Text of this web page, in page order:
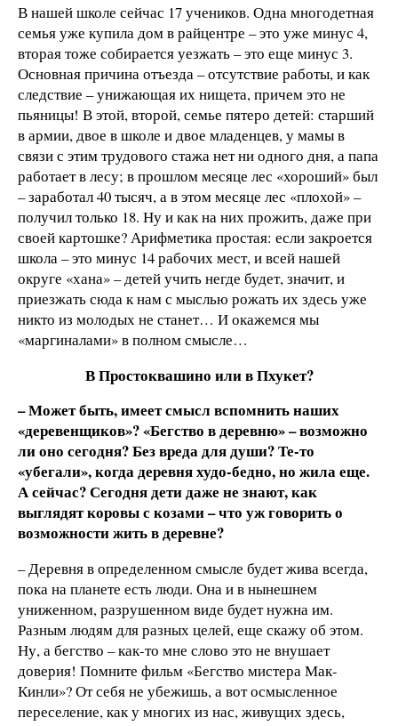
В нашей школе сейчас 17 учеников. Одна многодетная
семья уже купила дом в райцентре – это уже минус 4,
вторая тоже собирается уезжать – это еще минус 3.
Основная причина отъезда – отсутствие работы, и как
следствие – унижающая их нищета, причем это не
пьяницы! В этой, второй, семье пятеро детей: старший
в армии, двое в школе и двое младенцев, у мамы в
связи с этим трудового стажа нет ни одного дня, а папа
работает в лесу; в прошлом месяце лес «хороший» был
– заработал 40 тысяч, а в этом месяце лес «плохой» –
получил только 18. Ну и как на них прожить, даже при
своей картошке? Арифметика простая: если закроется
школа – это минус 14 рабочих мест, и всей нашей
округе «хана» – детей учить негде будет, значит, и
приезжать сюда к нам с мыслью рожать их здесь уже
никто из молодых не станет… И окажемся мы
«маргиналами» в полном смысле…
В Простоквашино или в Пхукет?
– Может быть, имеет смысл вспомнить наших
«деревенщиков»? «Бегство в деревню» – возможно
ли оно сегодня? Без вреда для души? Те-то
«убегали», когда деревня худо-бедно, но жила еще.
А сейчас? Сегодня дети даже не знают, как
выглядят коровы с козами – что уж говорить о
возможности жить в деревне?
– Деревня в определенном смысле будет жива всегда,
пока на планете есть люди. Она и в нынешнем
униженном, разрушенном виде будет нужна им.
Разным людям для разных целей, еще скажу об этом.
Ну, а бегство – как-то мне слово это не внушает
доверия! Помните фильм «Бегство мистера Мак-
Кинли»? От себя не убежишь, а вот осмысленное
переселение, как у многих из нас, живущих здесь,